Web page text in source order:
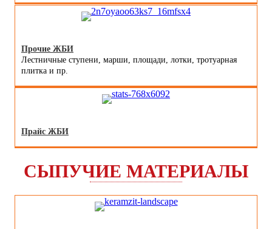
Прочие ЖБИ
Лестничные ступени, марши, площади, лотки, тротуарная
плитка и пр.
Прайс ЖБИ
СЫПУЧИЕ МАТЕРИАЛЫ